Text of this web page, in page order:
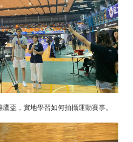
盃，實地學習如何拍攝運動賽事。